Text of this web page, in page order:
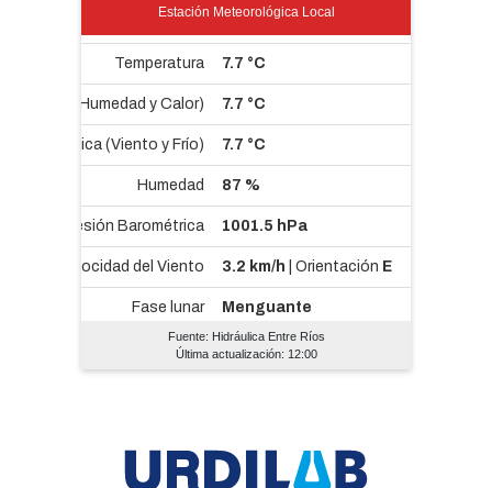
Estación Meteorológica Local
Fuente: Hidráulica Entre Ríos
Última actualización: 12:00